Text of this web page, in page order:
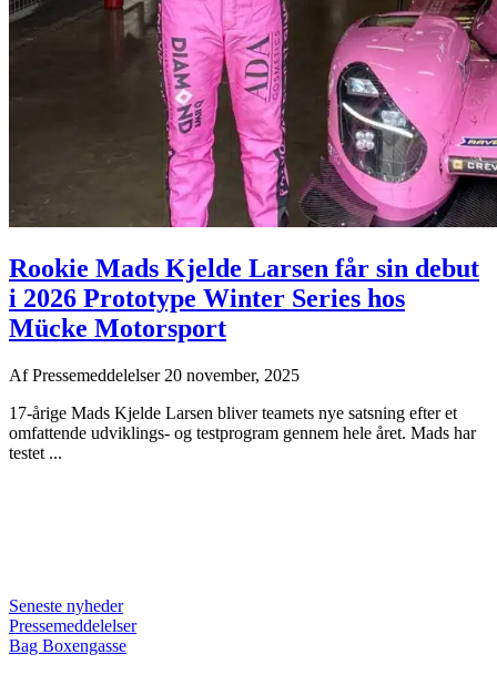
Rookie Mads Kjelde Larsen får sin debut
i 2026 Prototype Winter Series hos
Mücke Motorsport
AfPressemeddelelser 20 november, 2025
17-årige Mads Kjelde Larsen bliver teamets nye satsning efter et
omfattende udviklings- og testprogram gennem hele året. Mads har
testet ...
Seneste nyheder
Pressemeddelelser
Bag Boxengasse